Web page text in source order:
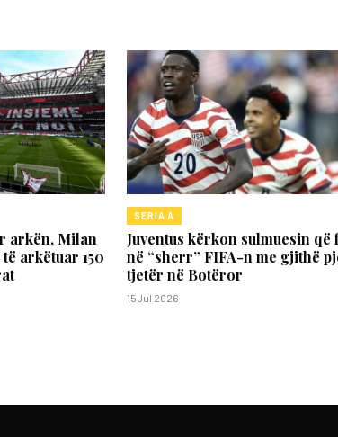
arkën, Milan
arkëtuar 150
SERIA A
Juventus kërkon sulmuesin që
në “sherr” FIFA-n me gjithë
tjetër në Botëror
15 Jul 2026